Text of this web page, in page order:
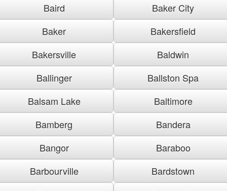
Baird
Baker City
Baker
Bakersfield
Bakersville
Baldwin
Ballinger
Ballston Spa
Balsam Lake
Baltimore
Bamberg
Bandera
Bangor
Baraboo
Barbourville
Bardstown